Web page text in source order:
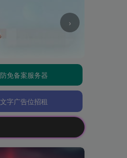
›
免备案服务器
字广告位招租